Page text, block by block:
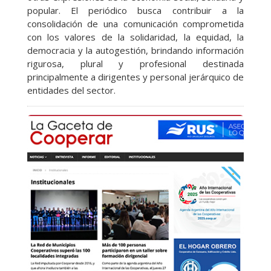
popular. El periódico busca contribuir a la
consolidación de una comunicación comprometida
con los valores de la solidaridad, la equidad, la
democracia y la autogestión, brindando información
rigurosa, plural y profesional destinada
principalmente a dirigentes y personal jerárquico de
entidades del sector.